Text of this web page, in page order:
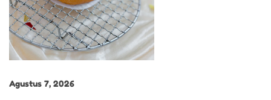
B
R
O
W
Agustus 7, 2026